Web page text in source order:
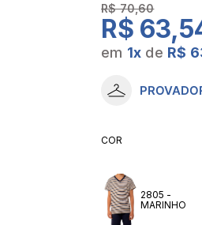
R$ 70,60
R$
em 1x de R$
COR
2805 -
MARINHO
9º